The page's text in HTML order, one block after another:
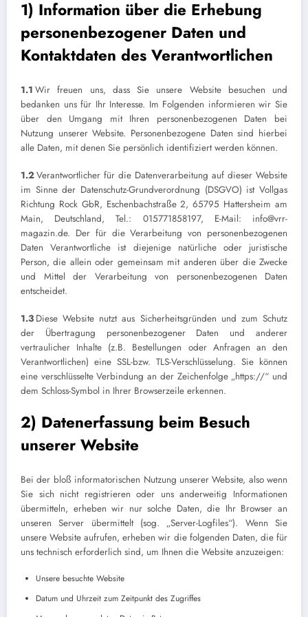
1) Information über die Erhebung
personenbezogener Daten und
Kontaktdaten des Verantwortlichen
1.1 Wir freuen uns, dass Sie unsere Website besuchen und
bedanken uns für Ihr Interesse. Im Folgenden informieren wir Sie
über den Umgang mit Ihren personenbezogenen Daten bei
Nutzung unserer Website. Personenbezogene Daten sind hierbei
alle Daten, mit denen Sie persönlich identifiziert werden können.
1.2Verantwortlicher für die Datenverarbeitung auf dieser Website
im Sinne der Datenschutz-Grundverordnung (DSGVO) ist Vollgas
Richtung Rock GbR, Eschenbachstraße 2, 65795 Hattersheim am
Main, Deutschland, Tel.: 015771858197, E-Mail: info@vrr-
magazin.de. Der für die Verarbeitung von personenbezogenen
Daten Verantwortliche ist diejenige natürliche oder juristische
Person, die allein oder gemeinsam mit anderen über die Zwecke
und Mittel der Verarbeitung von personenbezogenen Daten
entscheidet.
1.3 Diese Website nutzt aus Sicherheitsgründen und zum Schutz
der Übertragung personenbezogener Daten und anderer
vertraulicher Inhalte (z.B. Bestellungen oder Anfragen an den
Verantwortlichen) eine SSL-bzw. TLS-Verschlüsselung. Sie können
eine verschlüsselte Verbindung an der Zeichenfolge „https://“ und
dem Schloss-Symbol in Ihrer Browserzeile erkennen.
2) Datenerfassung beim Besuch
unserer Website
Bei der bloß informatorischen Nutzung unserer Website, also wenn
Sie sich nicht registrieren oder uns anderweitig Informationen
übermitteln, erheben wir nur solche Daten, die Ihr Browser an
unseren Server übermittelt (sog. „Server-Logfiles“). Wenn Sie
unsere Website aufrufen, erheben wir die folgenden Daten, die für
uns technisch erforderlich sind, um Ihnen die Website anzuzeigen:
Unsere besuchte Website
Datum und Uhrzeit zum Zeitpunkt des Zugriffes